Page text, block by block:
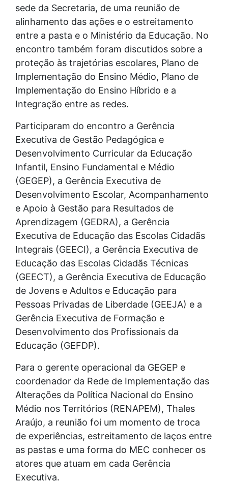
sede da Secretaria, de uma reunião de
alinhamento das ações e o estreitamento
entre a pasta e o Ministério da Educação. No
encontro também foram discutidos sobre a
proteção às trajetórias escolares, Plano de
Implementação do Ensino Médio, Plano de
Implementação do Ensino Híbrido e a
Integração entre as redes.
Participaram do encontro a Gerência
Executiva de Gestão Pedagógica e
Desenvolvimento Curricular da Educação
Infantil, Ensino Fundamental e Médio
(GEGEP), a Gerência Executiva de
Desenvolvimento Escolar, Acompanhamento
e Apoio à Gestão para Resultados de
Aprendizagem (GEDRA), a Gerência
Executiva de Educação das Escolas Cidadãs
Integrais (GEECI), a Gerência Executiva de
Educação das Escolas Cidadãs Técnicas
(GEECT), a Gerência Executiva de Educação
de Jovens e Adultos e Educação para
Pessoas Privadas de Liberdade (GEEJA) e a
Gerência Executiva de Formação e
Desenvolvimento dos Profissionais da
Educação (GEFDP).
Para o gerente operacional da GEGEP e
coordenador da Rede de Implementação das
Alterações da Política Nacional do Ensino
Médio nos Territórios (RENAPEM), Thales
Araújo, a reunião foi um momento de troca
de experiências, estreitamento de laços entre
as pastas e uma forma do MEC conhecer os
atores que atuam em cada Gerência
Executiva.